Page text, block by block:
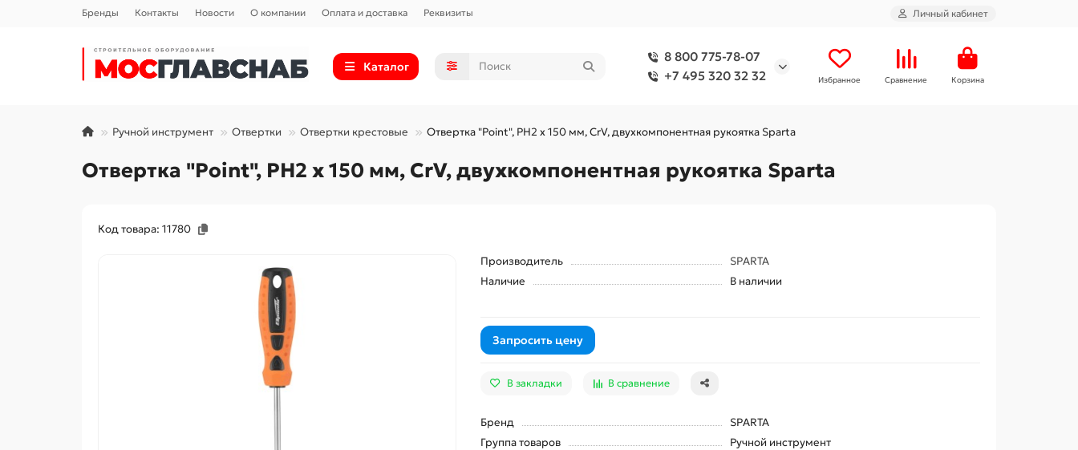
Бренды Контакты Новости О компании Оплата и доставка Реквизиты Личный кабинет
Каталог
8 800 775-78-07
+7 495 320 32 32
Избранное Сравнение Корзина
Ручной инструмент Отвертки Отвертки крестовые Отвертка "Point", PH2 х 150 мм, CrV, двухкомпонентная рукоятка Sparta
Отвертка "Point", PH2 х 150 мм, CrV, двухкомпонентная рукоятка Sparta
Код товара: 11780
Производитель
SPARTA
Наличие
В наличии
Запросить цену
В закладки В сравнение
Бренд
SPARTA
Группа товаров
Ручной инструмент